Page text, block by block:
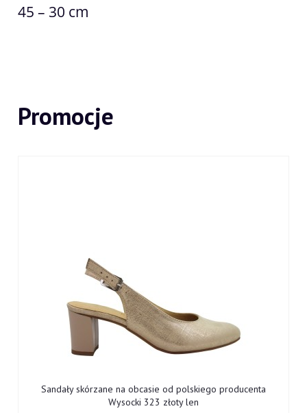
45 – 30 cm
Promocje
Sandały skórzane na obcasie od polskiego producenta
Wysocki 323 złoty len